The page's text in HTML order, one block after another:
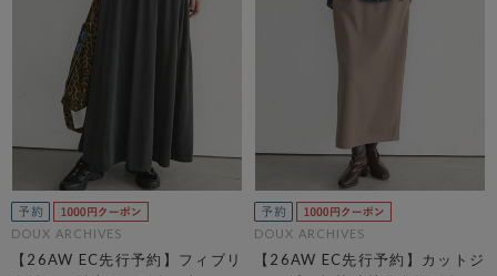
DOUX ARCHIVES
【26AW EC先行予約】フィブリ
DOUX ARCHIVES
【26AW EC先行予約】カットジ